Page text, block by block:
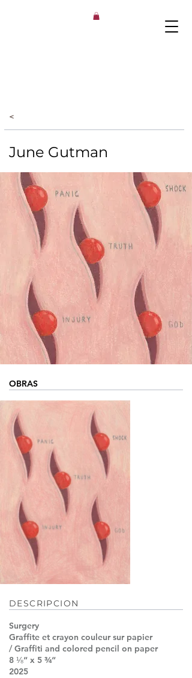
<
June Gutman
OBRAS
DESCRIPCION
Surgery
Graffite et crayon couleur sur papier
/ Graffiti and colored pencil on paper
8 ⅛“ x 5 ¾“
2025